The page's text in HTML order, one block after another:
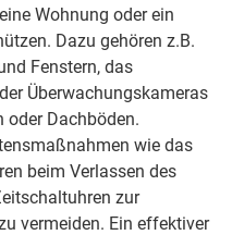
Wohnung oder ein
Dazu gehören z.B.
Fenstern, das
Überwachungskameras
oder Dachböden.
wie das
beim Verlassen des
zur
vermeiden. Ein effektiver